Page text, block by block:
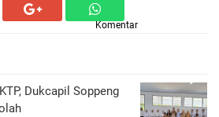
Komentar
Dukcapil Soppeng